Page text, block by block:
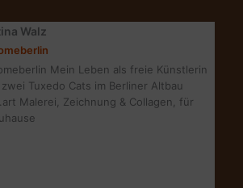
Walz
Mein Leben als freie Künstlerin
zwei Tuxedo Cats im Berliner Altbau
Malerei, Zeichnung & Collagen, für